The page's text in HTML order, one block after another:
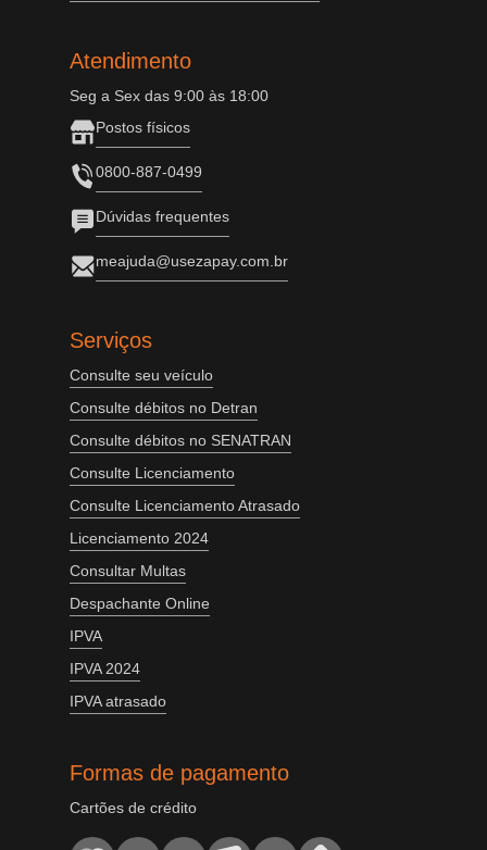
Atendimento
Seg a Sex das 9:00 às 18:00
Postos físicos
0800-887-0499
Dúvidas frequentes
meajuda@usezapay.com.br
Serviços
Consulte seu veículo
Consulte débitos no Detran
Consulte débitos no SENATRAN
Consulte Licenciamento
Consulte Licenciamento Atrasado
Licenciamento 2024
Consultar Multas
Despachante Online
IPVA
IPVA 2024
IPVA atrasado
Formas de pagamento
Cartões de crédito